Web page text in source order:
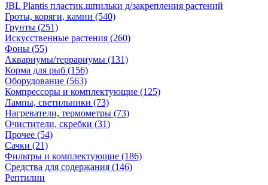
JBL Plantis пластик.шпильки д/закрепления растений
Гроты, коряги, камни (540)
Грунты (251)
Искусственные растения (260)
Фоны (55)
Аквариумы/террариумы (131)
Корма для рыб (156)
Оборудование (563)
Компрессоры и комплектующие (125)
Лампы, светильники (73)
Нагреватели, термометры (73)
Очистители, скребки (31)
Прочее (54)
Сачки (21)
Фильтры и комплектующие (186)
Средства для содержания (146)
Рептилии